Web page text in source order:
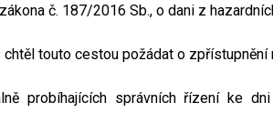
č. 187/2016 Sb., o dani z
chtěl touto cestou požádat o
probíhajících správních řízení ke